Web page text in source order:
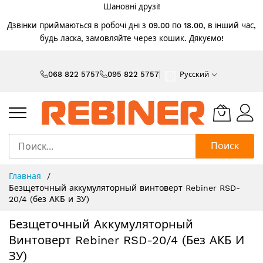
Шановні друзі!
Дзвінки приймаються в робочі дні з 09.00 по 18.00, в інший час,
будь ласка, замовляйте через кошик. Дякуємо!
068 822 5757 095 822 5757 Русский
Поиск
Главная
Безщеточный аккумуляторный винтоверт Rebiner RSD-
20/4 (без АКБ и ЗУ)
Безщеточный Аккумуляторный
Винтоверт Rebiner RSD-20/4 (без АКБ И
ЗУ)